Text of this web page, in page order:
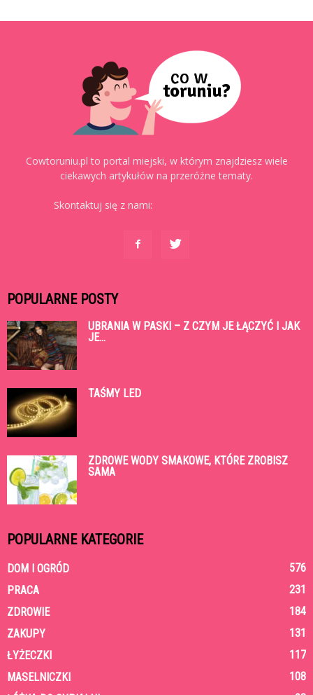
Cowtoruniu.pl to portal miejski, w którym znajdziesz wiele
ciekawych artykułów na przeróżne tematy.
Skontaktuj się z nami:
POPULARNE POSTY
UBRANIA W PASKI – Z CZYM JE ŁĄCZYĆ I JAK
JE...
TAŚMY LED
ZDROWE WODY SMAKOWE, KTÓRE ZROBISZ
SAMA
POPULARNE KATEGORIE
DOM I OGRÓD
576
PRACA
231
ZDROWIE
184
ZAKUPY
131
ŁYŻECZKI
117
MASELNICZKI
108